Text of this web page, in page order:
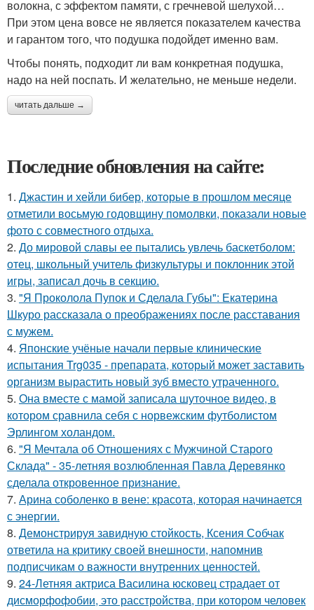
волокна, с эффектом памяти, с гречневой шелухой…
При этом цена вовсе не является показателем качества
и гарантом того, что подушка подойдет именно вам.
Чтобы понять, подходит ли вам конкретная подушка,
надо на ней поспать. И желательно, не меньше недели.
читать дальше →
Последние обновления на сайте:
1. Джастин и хейли бибер, которые в прошлом месяце
отметили восьмую годовщину помолвки, показали новые
фото с совместного отдыха.
2. До мировой славы ее пытались увлечь баскетболом:
отец, школьный учитель физкультуры и поклонник этой
игры, записал дочь в секцию.
3. "Я Проколола Пупок и Сделала Губы": Екатерина
Шкуро рассказала о преображениях после расставания
с мужем.
4. Японские учёные начали первые клинические
испытания Trg035 - препарата, который может заставить
организм вырастить новый зуб вместо утраченного.
5. Она вместе с мамой записала шуточное видео, в
котором сравнила себя с норвежским футболистом
Эрлингом холандом.
6. "Я Мечтала об Отношениях с Мужчиной Старого
Склада" - 35-летняя возлюбленная Павла Деревянко
сделала откровенное признание.
7. Арина соболенко в вене: красота, которая начинается
с энергии.
8. Демонстрируя завидную стойкость, Ксения Собчак
ответила на критику своей внешности, напомнив
подписчикам о важности внутренних ценностей.
9. 24-Летняя актриса Василина юсковец страдает от
дисморфофобии, это расстройства, при котором человек